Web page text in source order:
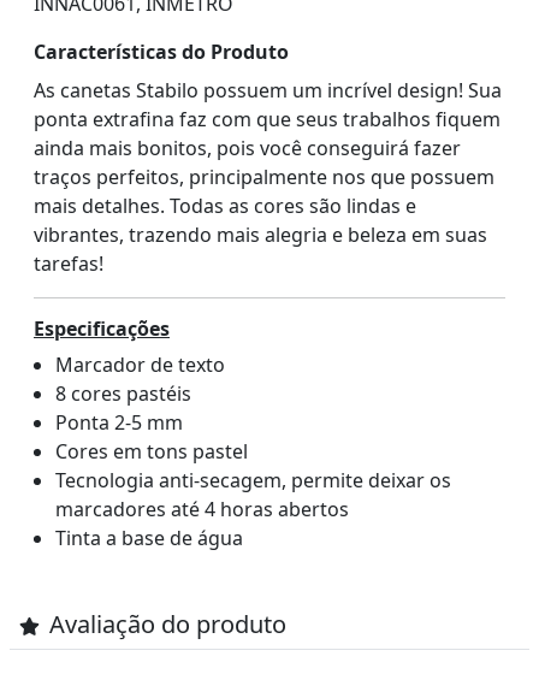
Características do Produto
As canetas Stabilo possuem um incrível design! Sua
ponta extrafina faz com que seus trabalhos fiquem
ainda mais bonitos, pois você conseguirá fazer
traços perfeitos, principalmente nos que possuem
mais detalhes. Todas as cores são lindas e
vibrantes, trazendo mais alegria e beleza em suas
tarefas!
Especificações
Marcador de texto
8 cores pastéis
Ponta 2-5 mm
Cores em tons pastel
Tecnologia anti-secagem, permite deixar os
marcadores até 4 horas abertos
Tinta a base de água
Avaliação do produto